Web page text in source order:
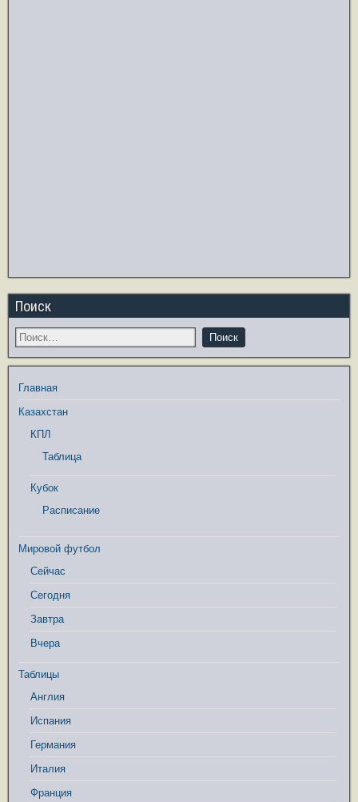
Поиск
Главная
Казахстан
КПЛ
Таблица
Кубок
Расписание
Мировой футбол
Сейчас
Сегодня
Завтра
Вчера
Таблицы
Англия
Испания
Германия
Италия
Франция